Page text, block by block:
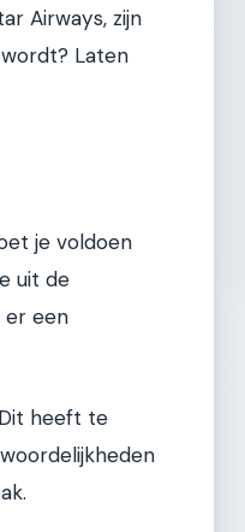
Airways, zijn
Laten
je voldoen
uit de
er een
heeft te